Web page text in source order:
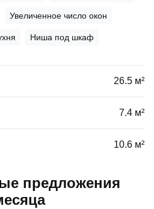
Увеличенное число окон
Ниша под шкаф
26.5 м²
7.4 м²
10.6 м²
предложения